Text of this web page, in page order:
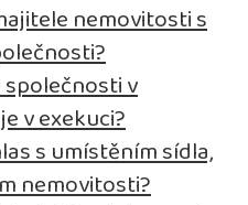
nemovitosti s
v
v exekuci?
s umístěním sídla,
nemovitosti?